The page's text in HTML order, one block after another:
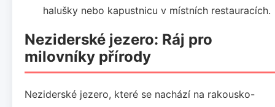
halušky nebo kapustnicu v místních restauracích.
Neziderské jezero: Ráj pro
milovníky přírody
Neziderské jezero, které se nachází na rakousko-